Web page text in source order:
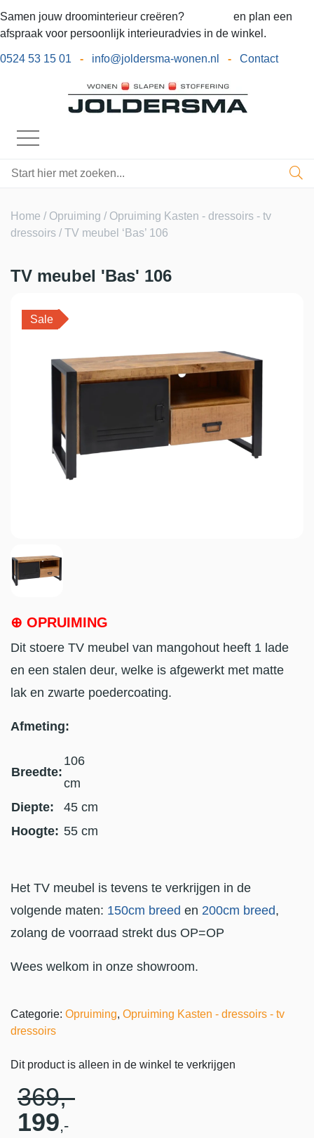
Samen jouw droominterieur creëren?
en plan een
afspraak voor persoonlijk interieuradvies in de winkel.
0524 53 15 01 - info@joldersma-wonen.nl - Contact
Home / Opruiming / Opruiming Kasten - dressoirs - tv
dressoirs / TV meubel ‘Bas’ 106
TV meubel 'Bas' 106
Sale
⊕ OPRUIMING
Dit stoere TV meubel van mangohout heeft 1 lade
en een stalen deur, welke is afgewerkt met matte
lak en zwarte poedercoating.
Afmeting:
Breedte:
106
cm
Diepte:
45 cm
Hoogte: 55 cm
Het TV meubel is tevens te verkrijgen in de
volgende maten: 150cm breed en 200cm breed,
zolang de voorraad strekt dus OP=OP
Wees welkom in onze showroom.
Categorie: Opruiming, Opruiming Kasten - dressoirs - tv
dressoirs
Dit product is alleen in de winkel te verkrijgen
369,-
199,-